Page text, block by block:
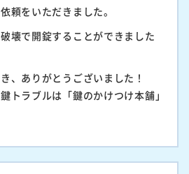
頼をいただきました。
壊で開錠することができました
、ありがとうございました！
トラブルは「鍵のかけつけ本舗」